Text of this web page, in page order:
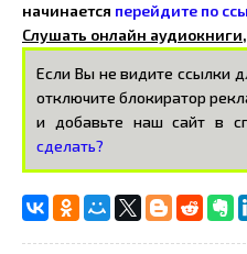
начинается перейдите по
Слушать онлайн аудиокниги,
Если Вы не видите ссылки
отключите блокиратор
и добавьте наш сайт в
сделать?